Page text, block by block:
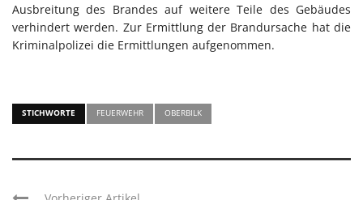
Ausbreitung des Brandes auf weitere Teile des Gebäudes
verhindert werden. Zur Ermittlung der Brandursache hat die
Kriminalpolizei die Ermittlungen aufgenommen.
STICHWORTE FEUERWEHR OBERBILK